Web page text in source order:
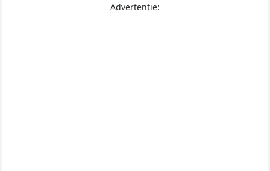
Advertentie: